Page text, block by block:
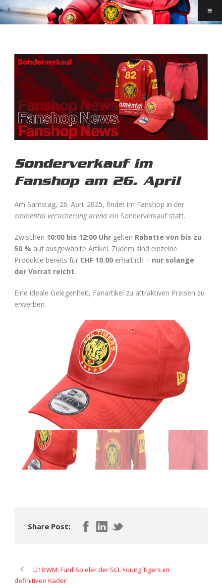
Sonderverkauf im
Fanshop am 26. April
Am Samstag, 26. April 2025, findet im Fanshop in der
emmental versicherung arena ein Sonderverkauf statt.
Zwischen 10:00 bis 12:00 Uhr gelten Rabatte von bis zu
50 % auf ausgewählte Artikel. Zudem sind einzelne
Produkte bereits für CHF 10.00 erhältlich – nur solange
der Vorrat reicht.
Eine ideale Gelegenheit, Fanartikel zu attraktiven Preisen zu
erwerben.
Share Post:
U18 WM: Fünf Spieler der SCL Young Tigers im
definitiven Kader